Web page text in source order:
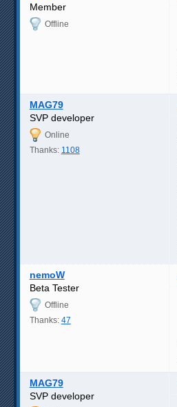
Member
Offline
MAG79
SVP developer
Online
Thanks: 1108
nemoW
Beta Tester
Offline
Thanks: 47
MAG79
SVP developer